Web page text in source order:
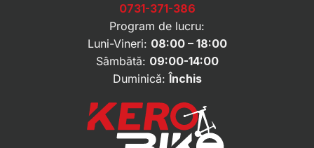
0731-371-386
Program de lucru:
Luni-Vineri: 08:00 – 18:00
Sâmbătă: 09:00-14:00
Duminică:Închis